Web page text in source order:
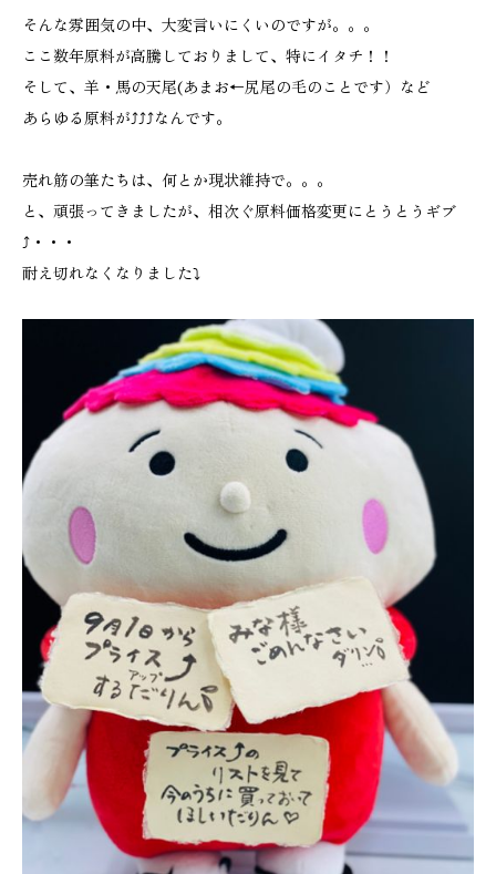
そんな雰囲気の中、大変言いにくいのですが。。。
ここ数年原料が高騰しておりまして、特にイタチ！！
そして、羊・馬の天尾(あまお←尻尾の毛のことです）など
あらゆる原料が⤴⤴⤴なんです。
売れ筋の筆たちは、何とか現状維持で。。。
と、頑張ってきましたが、相次ぐ原料価格変更にとうとうギブ
⤴・・・
耐え切れなくなりました⤵